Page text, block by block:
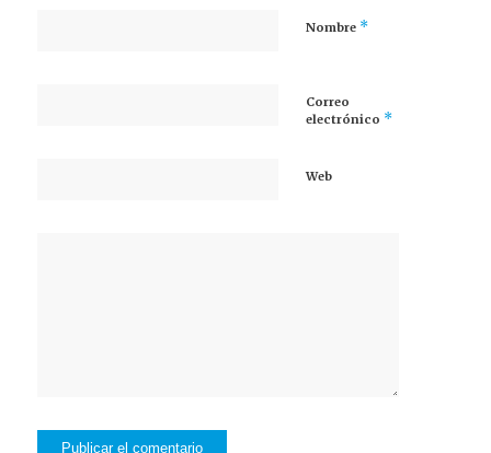
Nombre *
Correo
electrónico *
Web